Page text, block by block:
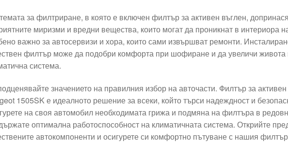
за филтриране, в която е включен филтър за активен въглен,
миризми и вредни вещества, които могат да проникнат в интериора
важно за автосервизи и хора, които сами извършват ремонти.
филтър може да подобри комфорта при шофиране и да увеличи
система.
значението на правилния избор на авточасти. Филтър за
1505SK е идеалното решение за всеки, който търси надеждност и
на своя автомобил необходимата грижа и подмяна на филтъра в
оптимална работоспособност на климатичната система. Открийте
автокомпоненти и осигурете си комфортно пътуване с нашия